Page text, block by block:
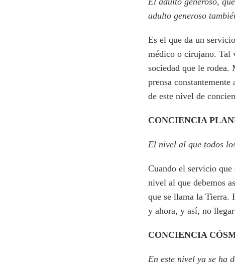
adulto generoso
Es el que da un
médico o cirujano. Tal
sociedad que le rodea.
prensa
de este nivel de
CONCIENCIA
El nivel al que todos
Cuando el servicio que
nivel al que debemos
que se llama la Tierra.
y ahora, y así, no
CONCIENCIA
En este nivel ya se ha